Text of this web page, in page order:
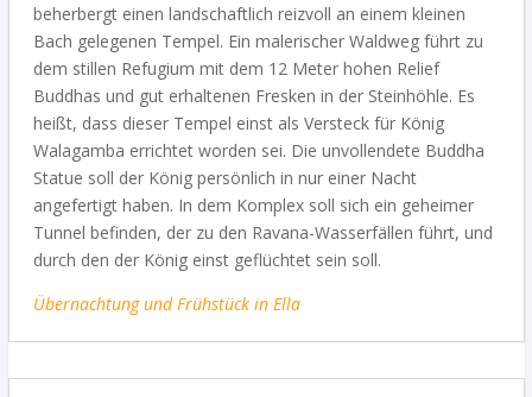
beherbergt einen landschaftlich reizvoll an einem kleinen
Bach gelegenen Tempel. Ein malerischer Waldweg führt zu
dem stillen Refugium mit dem 12 Meter hohen Relief
Buddhas und gut erhaltenen Fresken in der Steinhöhle. Es
heißt, dass dieser Tempel einst als Versteck für König
Walagamba errichtet worden sei. Die unvollendete Buddha
Statue soll der König persönlich in nur einer Nacht
angefertigt haben. In dem Komplex soll sich ein geheimer
Tunnel befinden, der zu den Ravana-Wasserfällen führt, und
durch den der König einst geflüchtet sein soll.
Übernachtung und Frühstück in Ella